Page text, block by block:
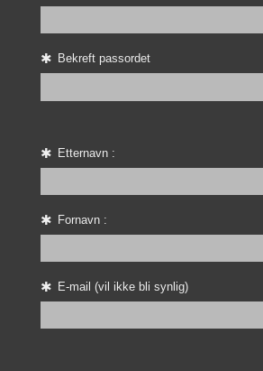
Bekreft passordet
Etternavn :
Fornavn :
E-mail (vil ikke bli synlig)